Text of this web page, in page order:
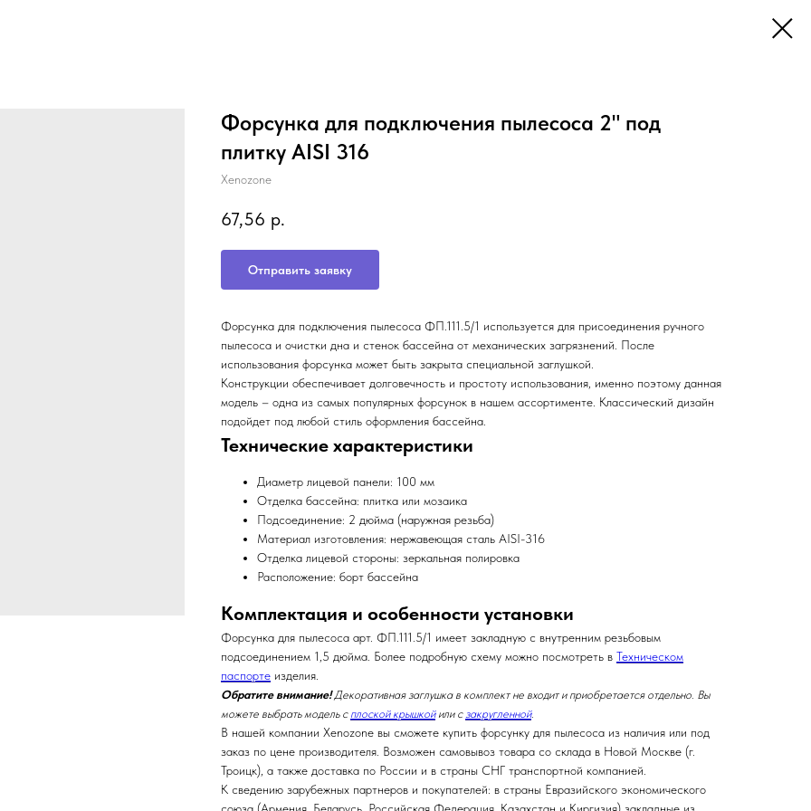
Форсунка для подключения пылесоса 2" под
плитку AISI 316
Xenozone
67,56 р.
Отправить заявку
Форсунка для подключения пылесоса ФП.111.5/1 используется для присоединения ручного
пылесоса и очистки дна и стенок бассейна от механических загрязнений. После
использования форсунка может быть закрыта специальной заглушкой.
Конструкции обеспечивает долговечность и простоту использования, именно поэтому данная
модель – одна из самых популярных форсунок в нашем ассортименте. Классический дизайн
подойдет под любой стиль оформления бассейна.
Технические характеристики
Диаметр лицевой панели: 100 мм
Отделка бассейна: плитка или мозаика
Подсоединение: 2 дюйма (наружная резьба)
Материал изготовления: нержавеющая сталь AISI-316
Отделка лицевой стороны: зеркальная полировка
Расположение: борт бассейна
Комплектация и особенности установки
Форсунка для пылесоса арт. ФП.111.5/1 имеет закладную с внутренним резьбовым
подсоединением 1,5 дюйма. Более подробную схему можно посмотреть в Техническом
паспорте изделия.
Обратите внимание!Декоративная заглушка в комплект не входит и приобретается отдельно. Вы
можете выбрать модель с плоской крышкойили сзакругленной.
В нашей компании Xenozone вы сможете купить форсунку для пылесоса из наличия или под
заказ по цене производителя. Возможен самовывоз товара со склада в Новой Москве (г.
Троицк), а также доставка по России и в страны СНГ транспортной компанией.
К сведению зарубежных партнеров и покупателей: в страны Евразийского экономического